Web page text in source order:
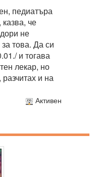
педиатъра
че
не
това. Да си
и тогава
лекар, но
и на
Активен